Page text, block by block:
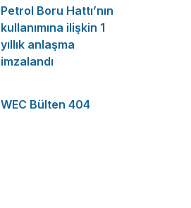
Petrol Boru Hattı’nın
kullanımına ilişkin 1
yıllık anlaşma
imzalandı
WEC Bülten 404